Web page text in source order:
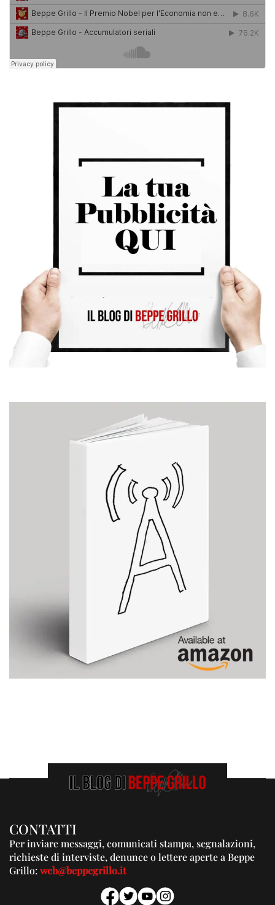
CONTATTI
Per inviare messaggi, comunicati stampa, segnalazioni,
richieste di interviste, denunce o lettere aperte a Beppe
Grillo:web@beppegrillo.it